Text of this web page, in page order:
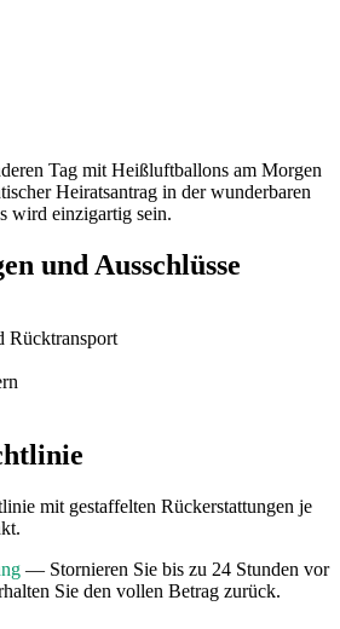
Tag mit Heißluftballons am Morgen
Heiratsantrag in der wunderbaren
wird einzigartig sein.
und Ausschlüsse
Rücktransport
mit gestaffelten Rückerstattungen je
— Stornieren Sie bis zu 24 Stunden vor
Sie den vollen Betrag zurück.